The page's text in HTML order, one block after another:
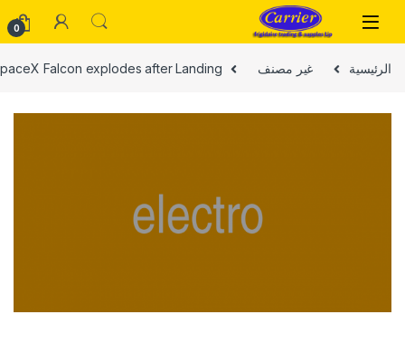
Skip to navigation
Skip to content
0
الرئيسية غير مصنف Falcon explodes after Landing